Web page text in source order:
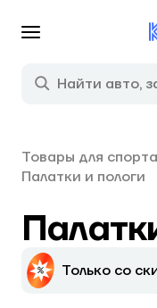
Товары для
Палатки и пологи
Только со